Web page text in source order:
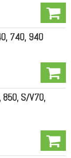
740, 940
850, S/V70,